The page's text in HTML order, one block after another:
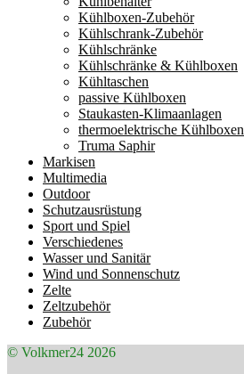
Kühlboxen-Zubehör
Kühlschrank-Zubehör
Kühlschränke
Kühlschränke & Kühlboxen
Kühltaschen
passive Kühlboxen
Staukasten-Klimaanlagen
thermoelektrische Kühlboxen
Truma Saphir
Markisen
Multimedia
Outdoor
Schutzausrüstung
Sport und Spiel
Verschiedenes
Wasser und Sanitär
Wind und Sonnenschutz
Zelte
Zeltzubehör
Zubehör
© Volkmer24 2026